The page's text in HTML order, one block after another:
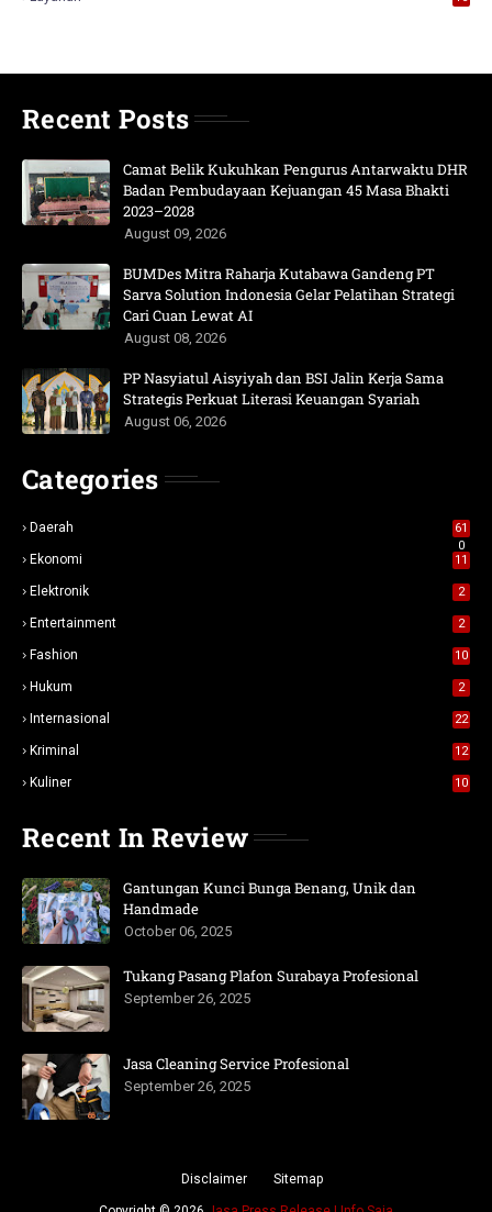
Recent Posts
Camat Belik Kukuhkan Pengurus Antarwaktu DHR
Badan Pembudayaan Kejuangan 45 Masa Bhakti
2023–2028
August 09, 2026
BUMDes Mitra Raharja Kutabawa Gandeng PT
Sarva Solution Indonesia Gelar Pelatihan Strategi
Cari Cuan Lewat AI
August 08, 2026
PP Nasyiatul Aisyiyah dan BSI Jalin Kerja Sama
Strategis Perkuat Literasi Keuangan Syariah
August 06, 2026
Categories
Daerah
61
0
Ekonomi 11
Elektronik 2
Entertainment 2
Fashion 10
Hukum 2
Internasional 22
Kriminal 12
Kuliner 10
Recent In Review
Gantungan Kunci Bunga Benang, Unik dan
Handmade
October 06, 2025
Tukang Pasang Plafon Surabaya Profesional
September 26, 2025
Jasa Cleaning Service Profesional
September 26, 2025
Disclaimer Sitemap